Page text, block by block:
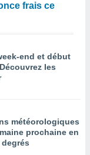
frais ce
end et début
les
météorologiques
prochaine en